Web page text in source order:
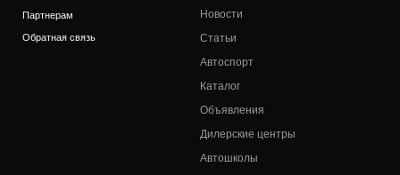
Партнерам
Обратная связь
Новости
Статьи
Автоспорт
Каталог
Объявления
Дилерские центры
Автошколы